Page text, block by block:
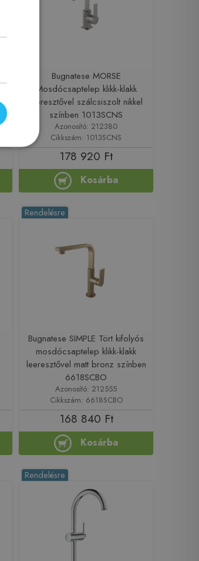
Bugnatese MORSE
Mosdócsaptelep klikk-klakk
leeresztővel szálcsiszolt nikkel
színben 1013SCNS
Azonosító: 212380
Cikkszám: 1013SCNS
178 920 Ft
Kosárba
Rendelésre
Bugnatese SIMPLE Tört kifolyós
mosdócsaptelep klikk-klakk
leeresztővel matt bronz színben
6618SCBO
Azonosító: 212555
Cikkszám: 6618SCBO
168 840 Ft
Kosárba
Rendelésre